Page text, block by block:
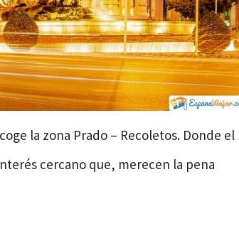
la zona Prado – Recoletos. Donde el
cercano que, merecen la pena